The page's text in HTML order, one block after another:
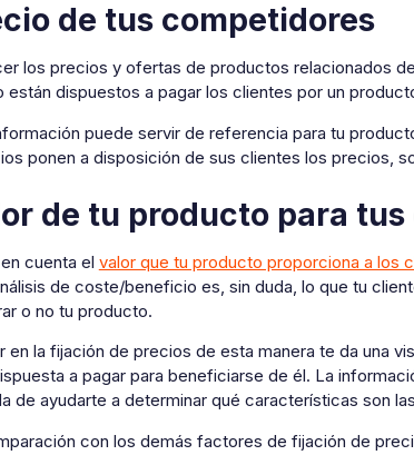
de tus competidores
los precios y ofertas de productos relacionados
están dispuestos a pagar los clientes por un
puede servir de referencia para tu
ponen a disposición de sus clientes los precios,
de tu producto para
cuenta el valor que tu producto proporciona a los
de coste/beneficio es, sin duda, lo que tu
o no tu producto.
en la fijación de precios de esta manera te da una
a pagar para beneficiarse de él. La
de ayudarte a determinar qué características son
con los demás factores de fijación de